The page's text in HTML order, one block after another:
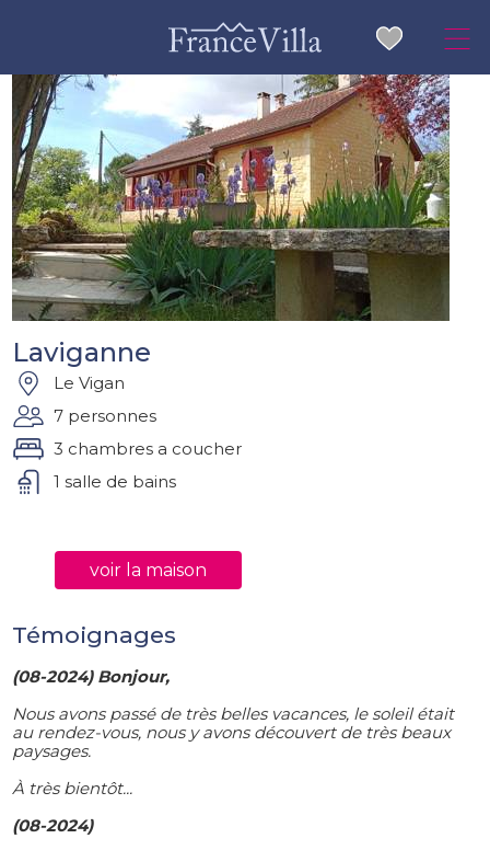
Laviganne
Le Vigan
7 personnes
3 chambres a coucher
1 salle de bains
voir la maison
Témoignages
(08-2024) Bonjour,
Nous avons passé de très belles vacances, le soleil était
au rendez-vous, nous y avons découvert de très beaux
paysages.
À très bientôt...
(08-2024)